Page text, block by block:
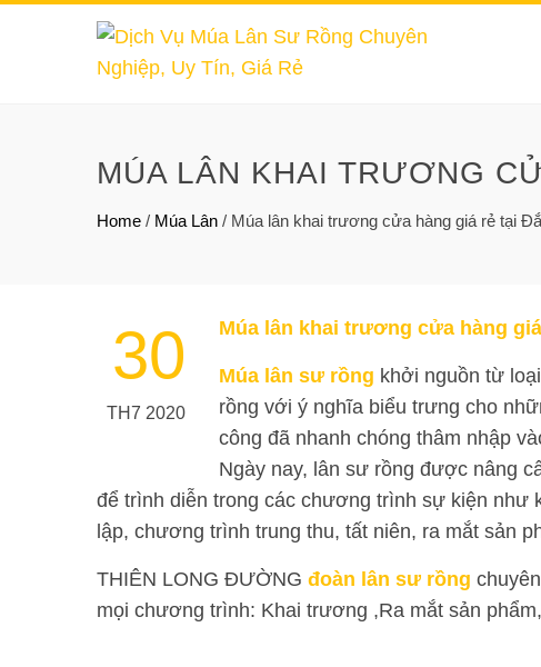
MÚA LÂN KHAI TRƯƠNG
Home / Múa Lân / Múa lân khai trương cửa hàng giá rẻ tại
30
TH7 2020
Múa lân khai trương cửa hàng
Múa lân sư rồng khởi nguồn từ
rồng với ý nghĩa biểu trưng cho
công đã nhanh chóng thâm nhập
Ngày nay, lân sư rồng được nâng
để trình diễn trong các chương trình sự kiện như
lập, chương trình trung thu, tất niên, ra mắt sản
THIÊN LONG ĐƯỜNG đoàn lân sư rồng
mọi chương trình: Khai trương ,Ra mắt sản